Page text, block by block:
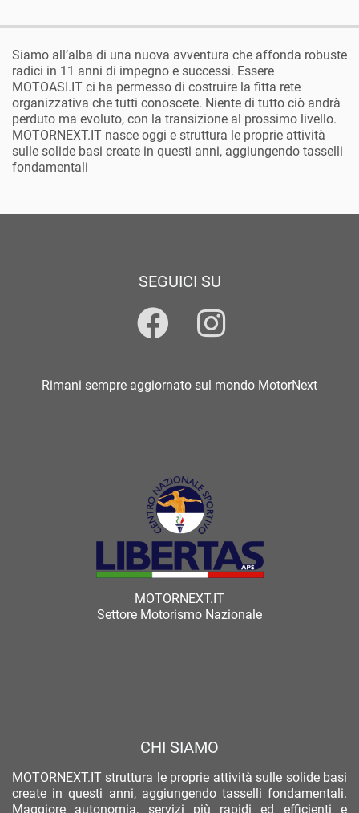
Siamo all’alba di una nuova avventura che affonda robuste
radici in 11 anni di impegno e successi. Essere
MOTOASI.IT ci ha permesso di costruire la fitta rete
organizzativa che tutti conoscete. Niente di tutto ciò andrà
perduto ma evoluto, con la transizione al prossimo livello.
MOTORNEXT.IT nasce oggi e struttura le proprie attività
sulle solide basi create in questi anni, aggiungendo tasselli
fondamentali
SEGUICI SU
Rimani sempre aggiornato sul mondo MotorNext
MOTORNEXT.IT
Settore Motorismo Nazionale
CHI SIAMO
MOTORNEXT.IT struttura le proprie attività sulle solide basi
create in questi anni, aggiungendo tasselli fondamentali.
Maggiore autonomia, servizi più rapidi ed efficienti e